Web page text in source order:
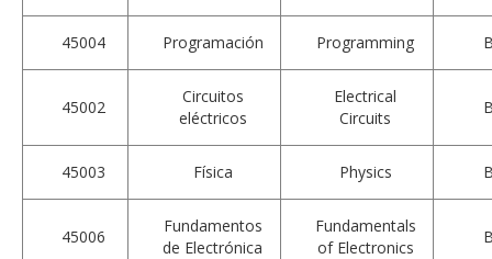
45004 Programación Programming
45002
Circuitos
eléctricos
Electrical
Circuits
45003 Física Physics
45006
Fundamentos
de Electrónica
Fundamentals
of Electronics